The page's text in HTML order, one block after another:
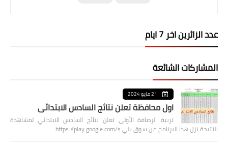
عدد الزائرين اخر 7 ايام
المشاركات الشائعة
21 مايو 2024
اول محافظة تعلن نتائج السادس الابتدائي
تربية الرصافة الأولى تعلن نتائج السادس الابتدائي لمشاهدة
النتيجة نزل هذا البرنامج من سوق بلي https://play.google.com/s…